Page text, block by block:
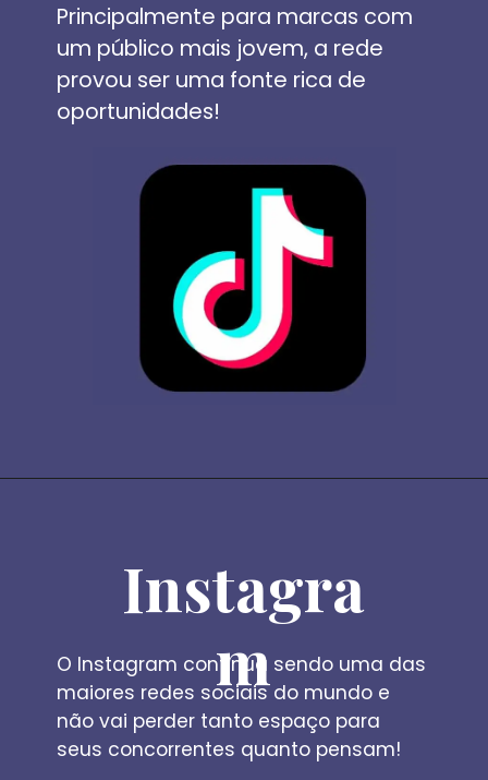
Principalmente para marcas com
um público mais jovem, a rede
provou ser uma fonte rica de
oportunidades!
O Instagram continua sendo uma das
maiores redes sociais do mundo e
não vai perder tanto espaço para
seus concorrentes quanto pensam!
Instagra
m